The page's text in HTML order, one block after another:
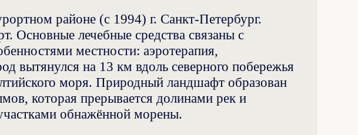
районе (с 1994) г. Санкт-Петербург.
Основные лечебные средства связаны с
местности: аэротерапия,
вытянулся на 13 км вдоль северного побережья
моря. Природный ландшафт образован
которая прерывается долинами рек и
обнажённой морены.